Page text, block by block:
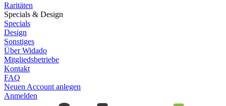
Raritäten
Specials & Design
Specials
Design
Sonstiges
Über Widado
Mitgliedsbetriebe
Kontakt
FAQ
Neuen Account anlegen
Anmelden